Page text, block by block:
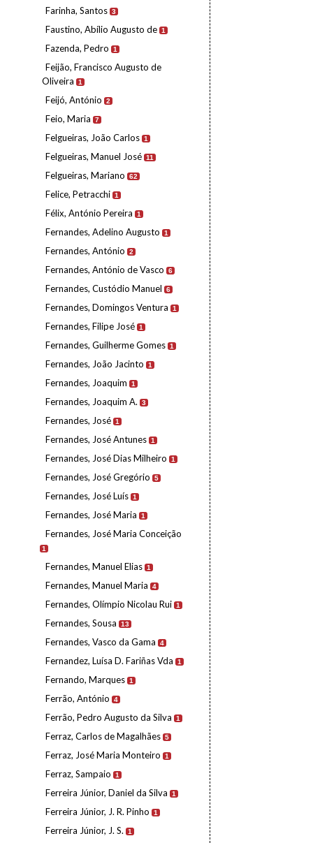
Farinha, Santos 3
Faustino, Abílio Augusto de 1
Fazenda, Pedro 1
Feijão, Francisco Augusto de
Oliveira
1
Feijó, António 2
Feio, Maria 7
Felgueiras, João Carlos 1
Felgueiras, Manuel José 11
Felgueiras, Mariano 62
Felice, Petracchi 1
Félix, António Pereira 1
Fernandes, Adelino Augusto 1
Fernandes, António 2
Fernandes, António de Vasco 6
Fernandes, Custódio Manuel 6
Fernandes, Domingos Ventura 1
Fernandes, Filipe José 1
Fernandes, Guilherme Gomes 1
Fernandes, João Jacinto 1
Fernandes, Joaquim 1
Fernandes, Joaquim A. 3
Fernandes, José 1
Fernandes, José Antunes 1
Fernandes, José Dias Milheiro 1
Fernandes, José Gregório 5
Fernandes, José Luís 1
Fernandes, José Maria 1
Fernandes, José Maria Conceição
1
Fernandes, Manuel Elias 1
Fernandes, Manuel Maria 4
Fernandes, Olímpio Nicolau Rui 1
Fernandes, Sousa 13
Fernandes, Vasco da Gama 4
Fernandez, Luísa D. Fariñas Vda 1
Fernando, Marques 1
Ferrão, António 4
Ferrão, Pedro Augusto da Silva 1
Ferraz, Carlos de Magalhães 5
Ferraz, José Maria Monteiro 1
Ferraz, Sampaio 1
Ferreira Júnior, Daniel da Silva 1
Ferreira Júnior, J. R. Pinho 1
Ferreira Júnior, J. S. 1